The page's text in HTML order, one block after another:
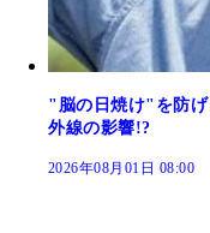
"脳の日焼け"を防
外線の影響!?
2026年08月01日 08:00